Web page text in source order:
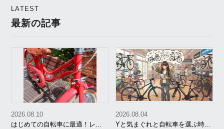
LATEST
最新の記事
はじめての自転車に最適！レト
2026.08.10
Yと気まぐれと自転車を選ぶ時の
2026.08.04